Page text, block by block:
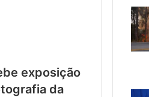
exposição
da